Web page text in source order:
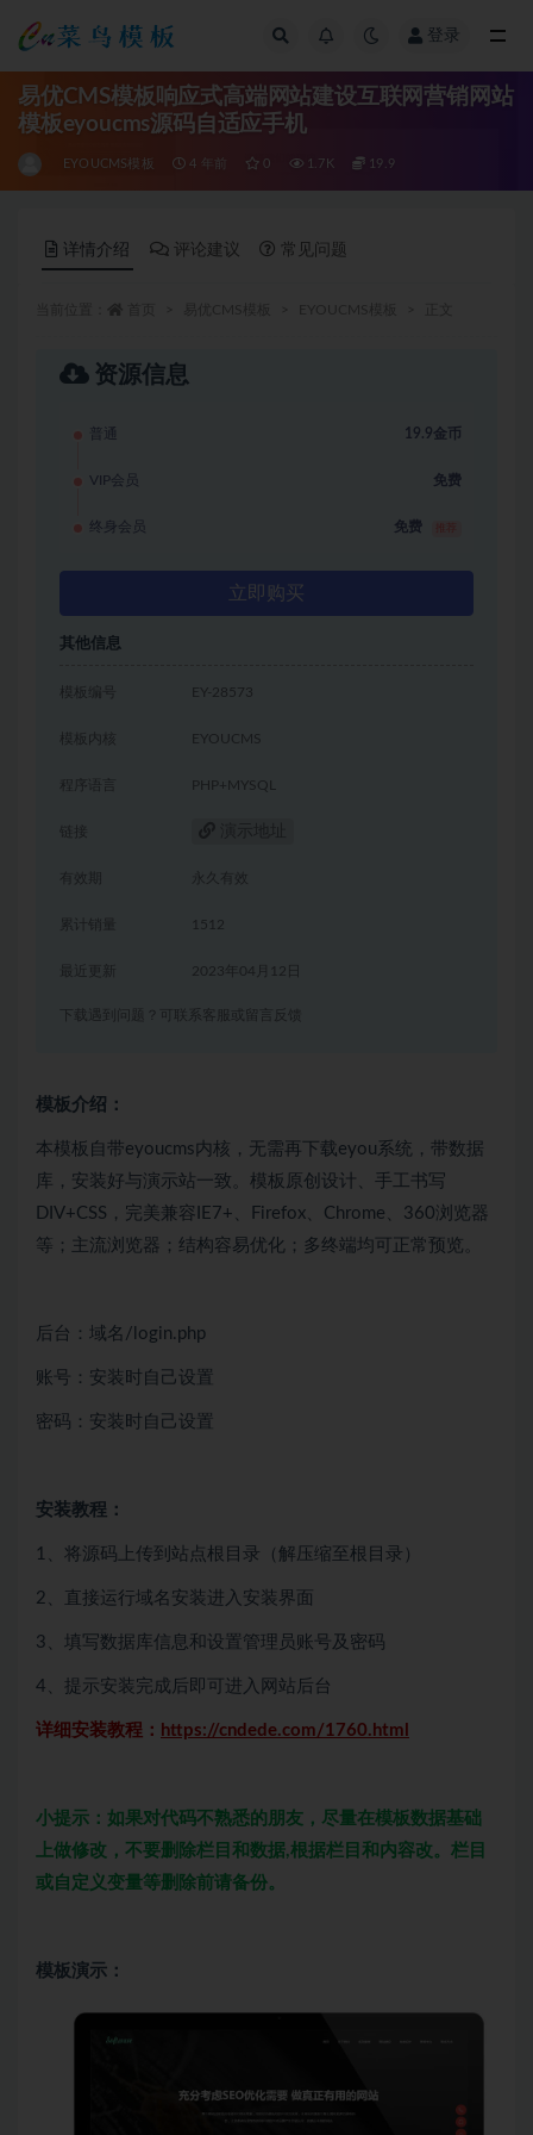
登录
易优CMS模板响应式高端网站建设互联网营销网站
模板eyoucms源码自适应手机
EYOUCMS模板 4 年前 0 1.7K 19.9
详情介绍 评论建议 常见问题
资源信息
普通 19.9金币
VIP会员 免费
终身会员 免费
立即购买
其他信息
模板编号 EY-28573
模板内核 EYOUCMS
程序语言 PHP+MYSQL
链接
有效期 永久有效
累计销量 1512
2023年04月12日
下载遇到问题？可联系客服或留言反馈
模板介绍：
本模板自带eyoucms内核，无需再下载eyou系统，带数据
库，安装好与演示站一致。模板原创设计、手工书写
DIV+CSS，完美兼容IE7+、Firefox、Chrome、360浏览器
等；主流浏览器；结构容易优化；多终端均可正常预览。
后台：域名/login.php
账号：安装时自己设置
密码：安装时自己设置
安装教程：
1、将源码上传到站点根目录（解压缩至根目录）
2、直接运行域名安装进入安装界面
3、填写数据库信息和设置管理员账号及密码
4、提示安装完成后即可进入网站后台
详细安装教程： https://cndede.com/1760.html
小提示：如果对代码不熟悉的朋友，尽量在模板数据基础
上做修改，不要删除栏目和数据,根据栏目和内容改。栏目
或自定义变量等删除前请备份。
模板演示：